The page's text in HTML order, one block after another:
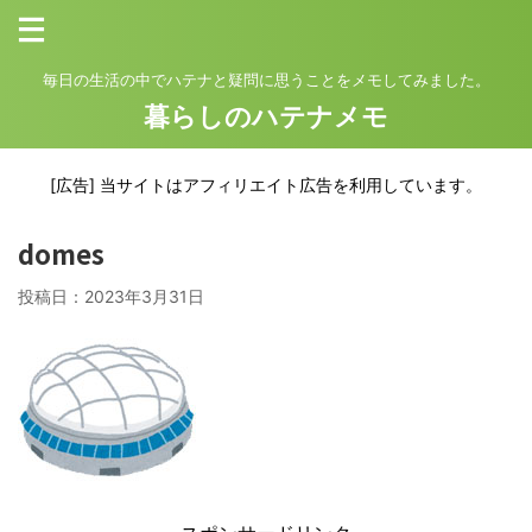
毎日の生活の中でハテナと疑問に思うことをメモしてみました。
暮らしのハテナメモ
[広告] 当サイトはアフィリエイト広告を利用しています。
domes
投稿日： 2023年3月31日